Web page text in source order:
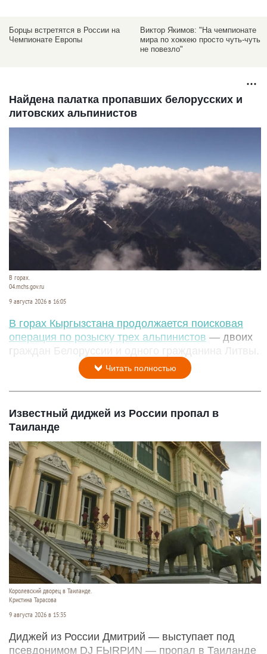
Борцы встретятся в России на
Чемпионате Европы
Виктор Якимов: "На чемпионате
мира по хоккею просто чуть-чуть
не повезло"
Найдена палатка пропавших белорусских и
литовских альпинистов
В горах.
04.mchs.gov.ru
9 августа 2026 в 16:05
В горах Кыргызстана продолжается поисковая
операция по розыску трех альпинистов — двоих
граждан Белоруссии и одного гражданина Литвы.
Читать полностью
Известный диджей из России пропал в
Таиланде
Королевский дворец в Таиланде.
Кристина Тарасова
9 августа 2026 в 15:35
Диджей из России Дмитрий — выступает под
псевдонимом DJ FЫRРИN — пропал в Таиланде